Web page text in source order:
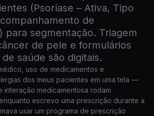
(Psoríase – Ativa, Tipo
de
para segmentação. Triagem
de pele e formulários
saúde são digitais.
uso de medicamentos e
dos meus pacientes em uma tela —
interação medicamentosa rodam
escrevo uma prescrição durante a
usar um programa de prescrição